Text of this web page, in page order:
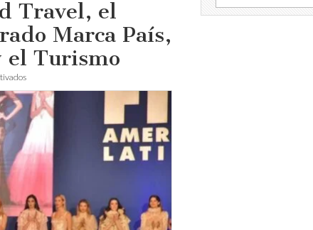
Travel, el
Marca País,
el Turismo
en
Argentina
Fashion
and
Travel,
el
Evento
Que
Fue
País,
y
Promueve